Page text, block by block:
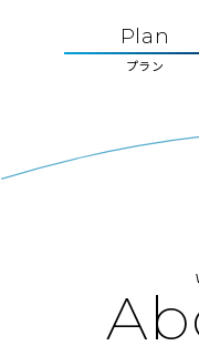
Plan
プラン